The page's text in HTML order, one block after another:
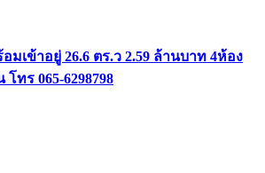
เข้าอยู่ 26.6 ตร.ว 2.59 ล้านบาท 4ห้อง
ทร 065-6298798